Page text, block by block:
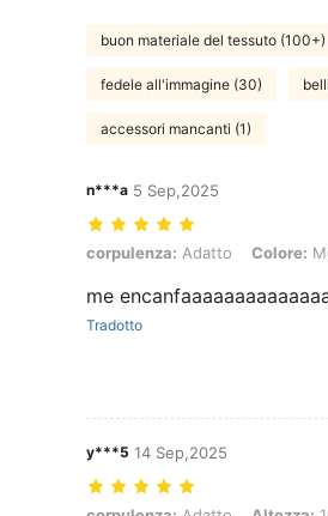
buon materiale del tessuto (100+)
fedele all'immagine (30)
accessori mancanti (1)
n***a 5 Sep,2025
corpulenza: Adatto, Colore: Menta
corpulenza: Adatto Colore:
me
Tradotto
y***5 14 Sep,2025